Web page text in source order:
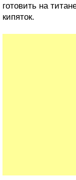
готовить на
кипяток.